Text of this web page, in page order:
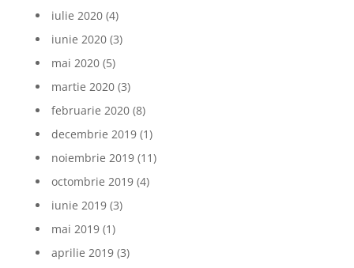
iulie 2020(4)
iunie 2020(3)
mai 2020(5)
martie 2020(3)
februarie 2020(8)
decembrie 2019(1)
noiembrie 2019(11)
octombrie 2019(4)
iunie 2019(3)
mai 2019(1)
aprilie 2019(3)